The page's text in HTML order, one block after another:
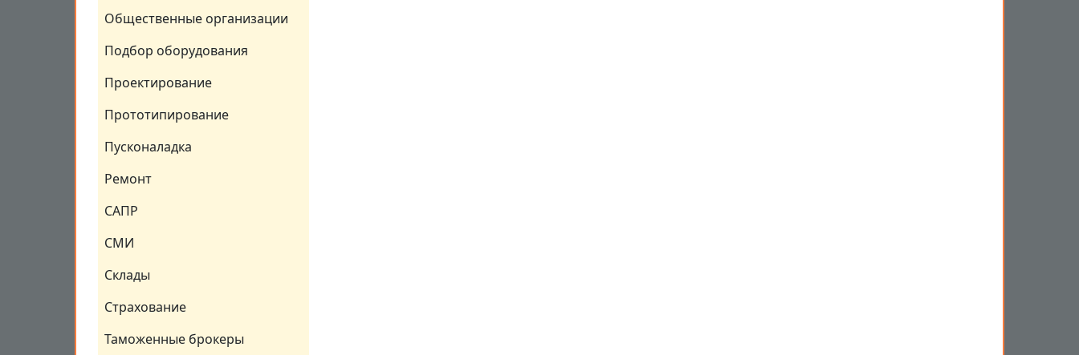
Общественные организации
Подбор оборудования
Проектирование
Прототипирование
Пусконаладка
Ремонт
САПР
СМИ
Склады
Страхование
Таможенные брокеры